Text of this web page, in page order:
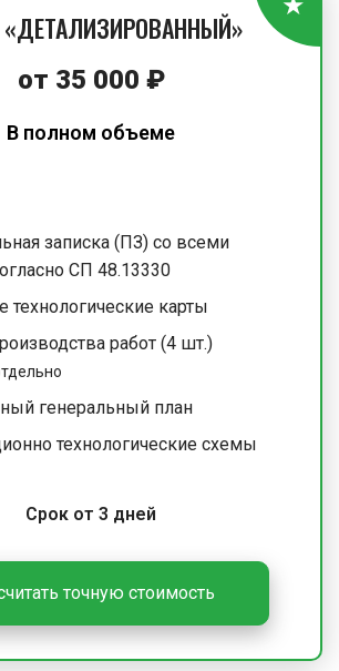
«ДЕТАЛИЗИРОВАННЫЙ»
от 35 000 ₽
В полном объеме
записка (ПЗ) со всеми
СП 48.13330
технологические карты
работ (4 шт.)
генеральный план
технологические схемы
Срок от 3 дней
точную стоимость